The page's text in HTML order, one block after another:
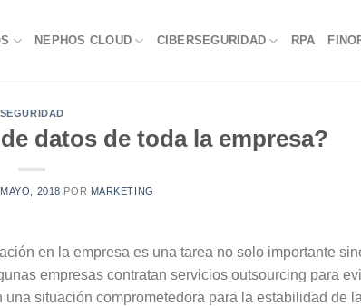
NEPHOS CLOUD CIBERSEGURIDAD RPA
SEGURIDAD
datos de toda la empresa?
2018 POR MARKETING
en la empresa es una tarea no solo importante
empresas contratan servicios outsourcing para
situación comprometedora para la estabilidad de